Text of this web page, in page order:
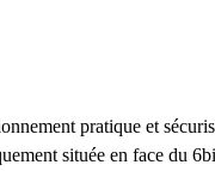
pratique et
située en face du